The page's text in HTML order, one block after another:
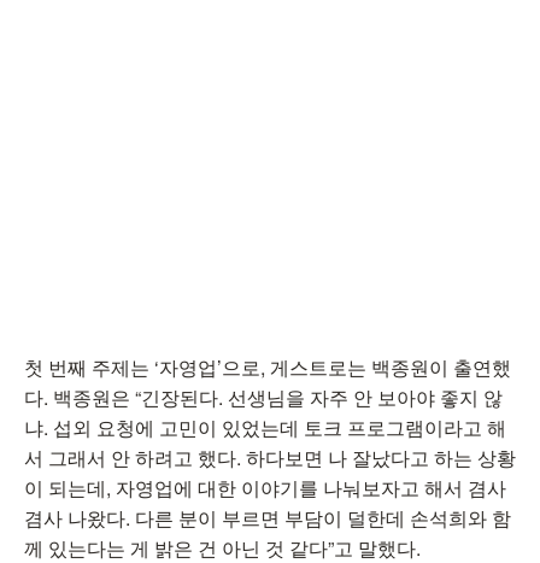
첫 번째 주제는 ‘자영업’으로, 게스트로는 백종원이 출연했
다. 백종원은 “긴장된다. 선생님을 자주 안 보아야 좋지 않
냐. 섭외 요청에 고민이 있었는데 토크 프로그램이라고 해
서 그래서 안 하려고 했다. 하다보면 나 잘났다고 하는 상황
이 되는데, 자영업에 대한 이야기를 나눠보자고 해서 겸사
겸사 나왔다. 다른 분이 부르면 부담이 덜한데 손석희와 함
께 있는다는 게 밝은 건 아닌 것 같다”고 말했다.